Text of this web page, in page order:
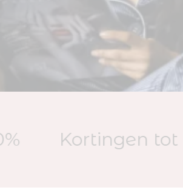
Kortingen tot 50%